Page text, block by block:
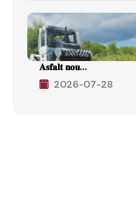
𝐀𝐬𝐟𝐚𝐥𝐭 𝐧𝐨𝐮...
2026-07-28